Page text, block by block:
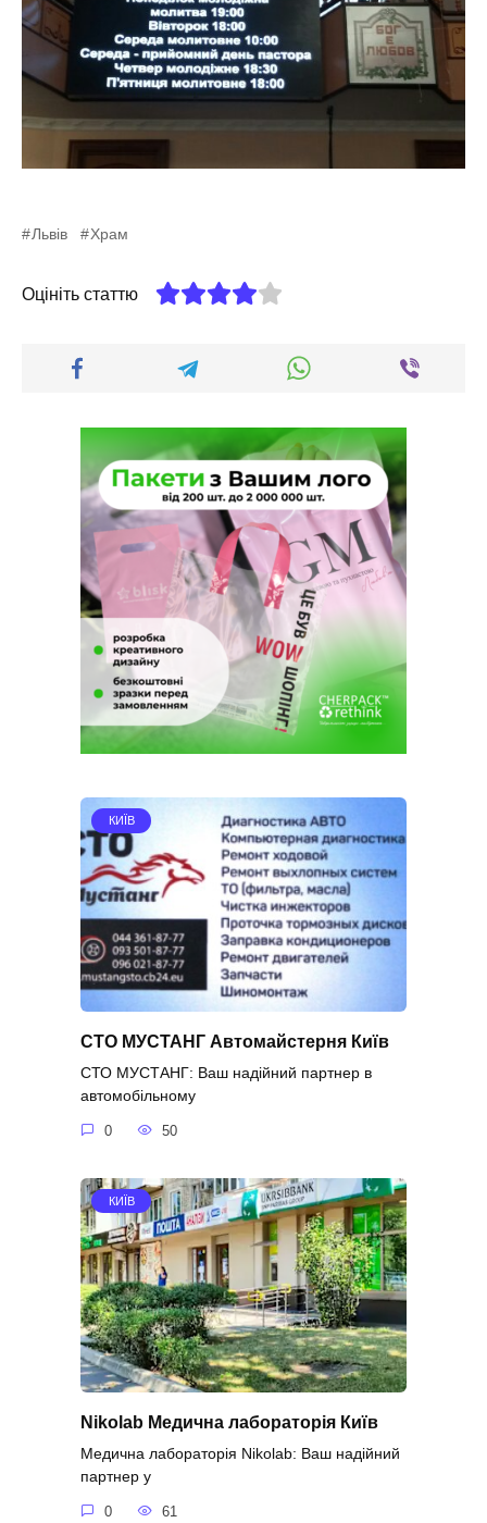
Львів Храм
Оцініть статтю
КИЇВ
СТО МУСТАНГ Автомайстерня Київ
СТО МУСТАНГ: Ваш надійний партнер в
автомобільному
0 50
КИЇВ
Nikolab Медична лабораторія Київ
Медична лабораторія Nikolab: Ваш надійний
партнер у
0 61